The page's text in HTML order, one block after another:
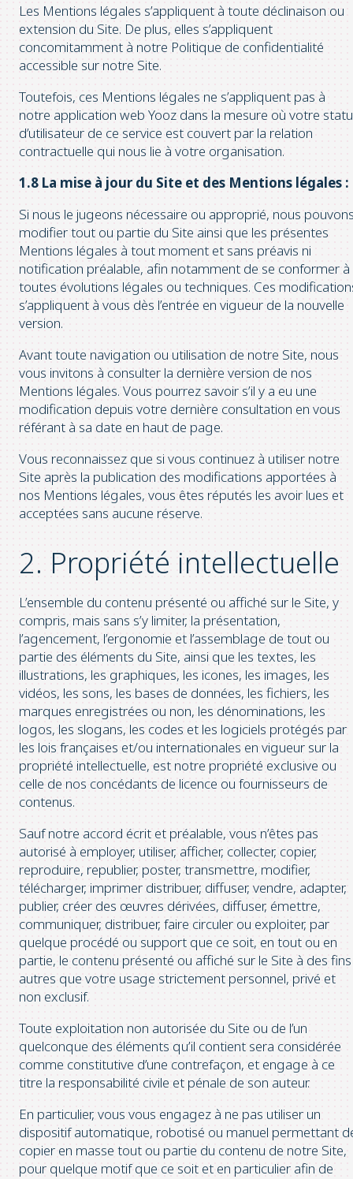
Les Mentions légales s’appliquent à toute déclinaison ou
extension du Site. De plus, elles s’appliquent
concomitamment à notre Politique de confidentialité
accessible sur notre Site.
Toutefois, ces Mentions légales ne s’appliquent pas à
notre application web Yooz dans la mesure où votre
d’utilisateur de ce service est couvert par la relation
contractuelle qui nous lie à votre organisation.
1.8 La mise à jour du Site et des Mentions légales :
Si nous le jugeons nécessaire ou approprié, nous
modifier tout ou partie du Site ainsi que les présentes
Mentions légales à tout moment et sans préavis ni
notification préalable, afin notamment de se conformer à
toutes évolutions légales ou techniques. Ces
s’appliquent à vous dès l’entrée en vigueur de la nouvelle
version.
Avant toute navigation ou utilisation de notre Site, nous
vous invitons à consulter la dernière version de nos
Mentions légales. Vous pourrez savoir s’il y a eu une
modification depuis votre dernière consultation en vous
référant à sa date en haut de page.
Vous reconnaissez que si vous continuez à utiliser notre
Site après la publication des modifications apportées à
nos Mentions légales, vous êtes réputés les avoir lues et
acceptées sans aucune réserve.
2. Propriété intellectuelle
L’ensemble du contenu présenté ou affiché sur le Site, y
compris, mais sans s’y limiter, la présentation,
l’agencement, l’ergonomie et l’assemblage de tout ou
partie des éléments du Site, ainsi que les textes, les
illustrations, les graphiques, les icones, les images, les
vidéos, les sons, les bases de données, les fichiers, les
marques enregistrées ou non, les dénominations, les
logos, les slogans, les codes et les logiciels protégés par
les lois françaises et/ou internationales en vigueur sur la
propriété intellectuelle, est notre propriété exclusive ou
celle de nos concédants de licence ou fournisseurs de
contenus.
Sauf notre accord écrit et préalable, vous n’êtes pas
autorisé à employer, utiliser, afficher, collecter, copier,
reproduire, republier, poster, transmettre, modifier,
télécharger, imprimer distribuer, diffuser, vendre, adapter,
publier, créer des œuvres dérivées, diffuser, émettre,
communiquer, distribuer, faire circuler ou exploiter, par
quelque procédé ou support que ce soit, en tout ou en
partie, le contenu présenté ou affiché sur le Site à des fins
autres que votre usage strictement personnel, privé et
non exclusif.
Toute exploitation non autorisée du Site ou de l’un
quelconque des éléments qu’il contient sera considérée
comme constitutive d’une contrefaçon, et engage à ce
titre la responsabilité civile et pénale de son auteur.
En particulier, vous vous engagez à ne pas utiliser un
dispositif automatique, robotisé ou manuel permettant
copier en masse tout ou partie du contenu de notre Site,
pour quelque motif que ce soit et en particulier afin de